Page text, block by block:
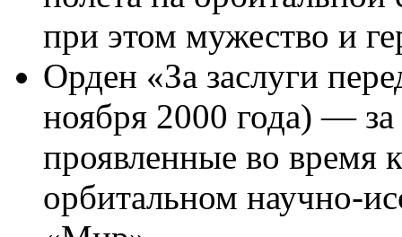
при этом мужество и
Орден «За заслуги
ноября 2000 года) —
проявленные во время
орбитальном научно-